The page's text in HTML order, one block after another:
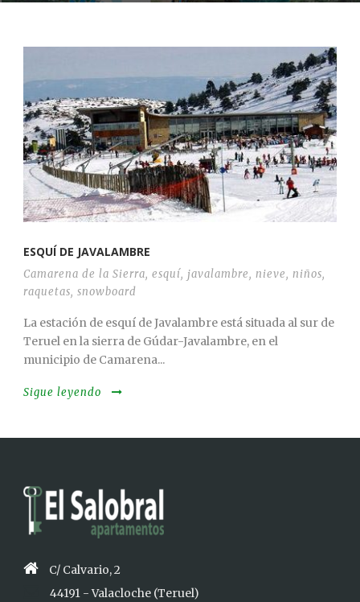
ESQUÍ DE JAVALAMBRE
Camarena de la Sierra, esquí, javalambre, nieve, niños,
raquetas, snowboard
La estación de esquí de Javalambre está situada al sur de
Teruel en la sierra de Gúdar-Javalambre, en el
municipio de Camarena...
Sigue leyendo
C/ Calvario, 2
44191 - Valacloche (Teruel)